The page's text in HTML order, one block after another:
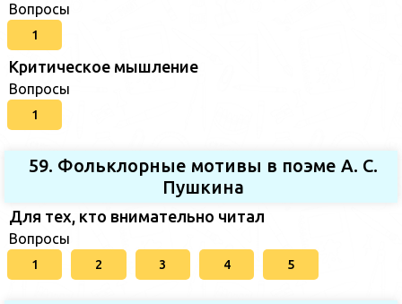
Вопросы
1
Критическое мышление
Вопросы
1
59. Фольклорные мотивы в поэме А. С.
Пушкина
Для тех, кто внимательно читал
Вопросы
1 2 3 4 5